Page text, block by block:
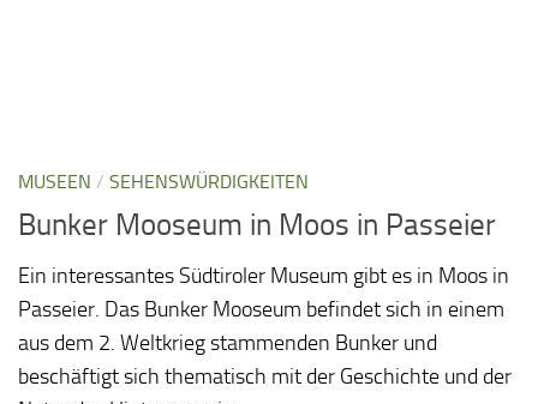
MUSEEN / SEHENSWÜRDIGKEITEN
Bunker Mooseum in Moos in Passeier
Ein interessantes Südtiroler Museum gibt es in Moos in
Passeier. Das Bunker Mooseum befindet sich in einem
aus dem 2. Weltkrieg stammenden Bunker und
beschäftigt sich thematisch mit der Geschichte und der